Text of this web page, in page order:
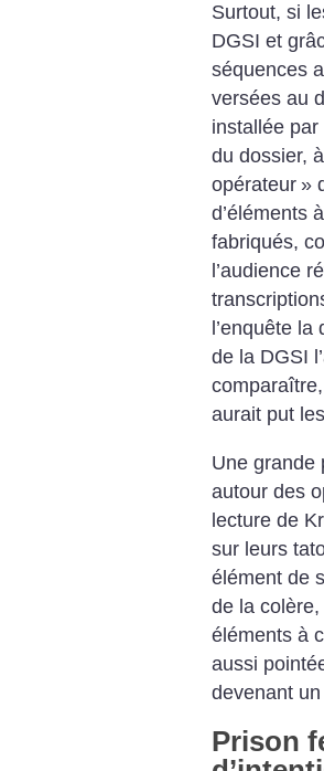
Surtout, si
DGSI et
séquences
versées au
installée
du dossier,
opérateur »
d’éléments
fabriqués,
l’audience
l’enquête
de la DGSI
aurait put
Une grande
autour des
lecture de
sur leurs
élément de
de la
éléments à
aussi
devenant
Prison